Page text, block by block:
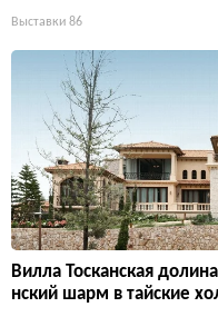
Выставки 86
Вилла Тосканская
нский шарм в тайские